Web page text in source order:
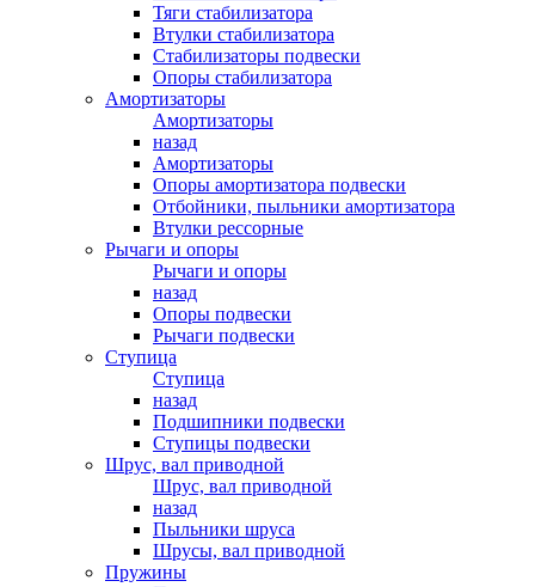
Тяги стабилизатора
Втулки стабилизатора
Стабилизаторы подвески
Опоры стабилизатора
Амортизаторы
Амортизаторы
назад
Амортизаторы
Опоры амортизатора подвески
Отбойники, пыльники амортизатора
Втулки рессорные
Рычаги и опоры
Рычаги и опоры
назад
Опоры подвески
Рычаги подвески
Ступица
Ступица
назад
Подшипники подвески
Ступицы подвески
Шрус, вал приводной
Шрус, вал приводной
назад
Пыльники шруса
Шрусы, вал приводной
Пружины